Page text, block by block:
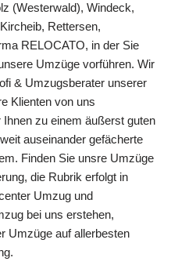
(Westerwald), Windeck,
Rettersen,
RELOCATO, in der Sie
Umzüge vorführen. Wir
& Umzugsberater unserer
Klienten von uns
zu einem äußerst guten
auseinander gefächerte
Finden Sie unsre Umzüge
die Rubrik erfolgt in
Umzug und
bei uns erstehen,
Umzüge auf allerbesten